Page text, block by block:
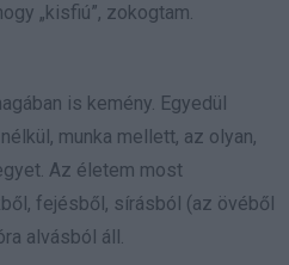
„kisfiú”, zokogtam.
is kemény. Egyedül
munka mellett, az olyan,
Az életem most
fejésből, sírásból (az övéből
alvásból áll.